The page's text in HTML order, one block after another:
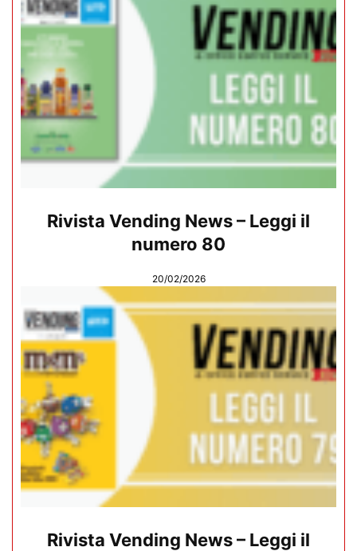
Rivista Vending News – Leggi il
numero 80
20/02/2026
Rivista Vending News – Leggi il